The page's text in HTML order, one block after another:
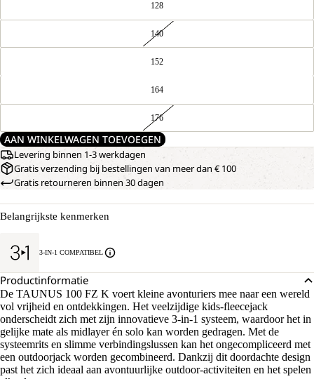
128
140
152
164
176
AAN WINKELWAGEN TOEVOEGEN
Levering binnen 1-3 werkdagen
Gratis verzending bij bestellingen van meer dan € 100
Gratis retourneren binnen 30 dagen
Belangrijkste kenmerken
3-IN-1 COMPATIBEL
Productinformatie
De TAUNUS 100 FZ K voert kleine avonturiers mee naar een wereld
vol vrijheid en ontdekkingen. Het veelzijdige kids-fleecejack
onderscheidt zich met zijn innovatieve 3-in-1 systeem, waardoor het in
gelijke mate als midlayer én solo kan worden gedragen. Met de
systeemrits en slimme verbindingslussen kan het ongecompliceerd met
een outdoorjack worden gecombineerd. Dankzij dit doordachte design
past het zich ideaal aan avontuurlijke outdoor-activiteiten en het spelen